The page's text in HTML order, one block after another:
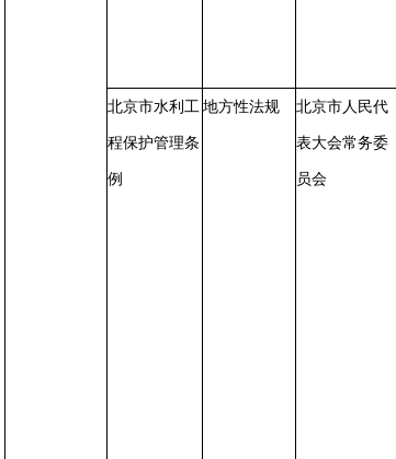
北京市水利工
程保护管理条
例
地方性法规 北京市人民代
表大会常务委
员会